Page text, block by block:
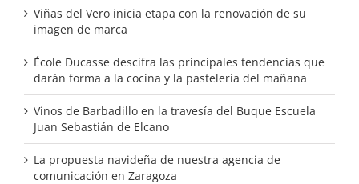
Viñas del Vero inicia etapa con la renovación de su
imagen de marca
École Ducasse descifra las principales tendencias que
darán forma a la cocina y la pastelería del mañana
Vinos de Barbadillo en la travesía del Buque Escuela
Juan Sebastián de Elcano
La propuesta navideña de nuestra agencia de
comunicación en Zaragoza